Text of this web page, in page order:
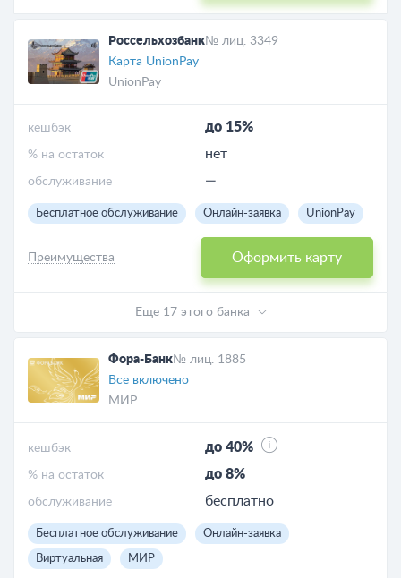
Россельхозбанк№ лиц. 3349
Карта UnionPay
UnionPay
до 15%
кешбэк
нет
% на остаток
—
обслуживание
Оформить карту
Преимущества
Бесплатное обслуживание Онлайн-заявка UnionPay
Еще 17 этого банка
Фора-Банк№ лиц. 1885
Все включено
МИР
до 40%
кешбэк
до 8%
% на остаток
бесплатно
обслуживание
Бесплатное обслуживание Онлайн-заявка
Виртуальная МИР